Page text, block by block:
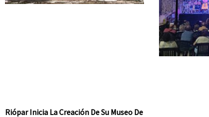
Riópar Inicia La Creación De Su Museo De